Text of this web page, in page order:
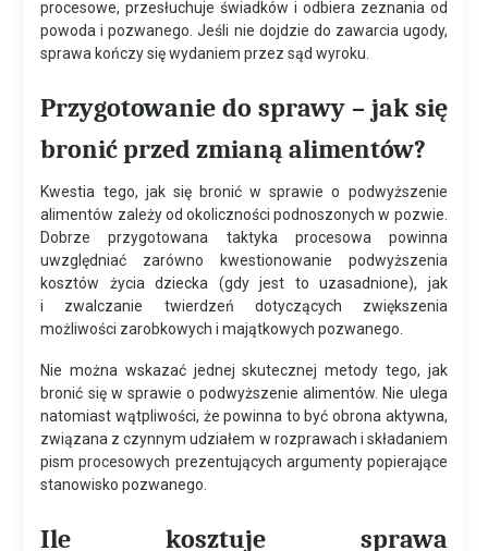
procesowe, przesłuchuje świadków i odbiera zeznania od
powoda i pozwanego. Jeśli nie dojdzie do zawarcia ugody,
sprawa kończy się wydaniem przez sąd wyroku.
Przygotowanie do sprawy – jak się
bronić przed zmianą alimentów?
Kwestia tego, jak się bronić w sprawie o podwyższenie
alimentów zależy od okoliczności podnoszonych w pozwie.
Dobrze przygotowana taktyka procesowa powinna
uwzględniać zarówno kwestionowanie podwyższenia
kosztów życia dziecka (gdy jest to uzasadnione), jak
i zwalczanie twierdzeń dotyczących zwiększenia
możliwości zarobkowych i majątkowych pozwanego.
Nie można wskazać jednej skutecznej metody tego, jak
bronić się w sprawie o podwyższenie alimentów. Nie ulega
natomiast wątpliwości, że powinna to być obrona aktywna,
związana z czynnym udziałem w rozprawach i składaniem
pism procesowych prezentujących argumenty popierające
stanowisko pozwanego.
Ile kosztuje sprawa